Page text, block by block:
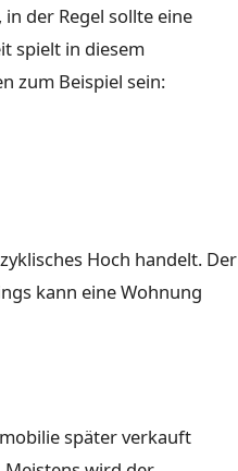
der Regel sollte eine
spielt in diesem
zum Beispiel sein:
Hoch handelt. Der
kann eine Wohnung
später verkauft